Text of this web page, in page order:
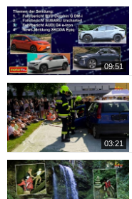
09:51
03:21